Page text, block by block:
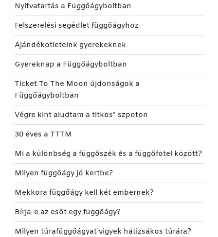
Nyitvatartás a Függőágyboltban
Felszerelési segédlet függőágyhoz
Ajándékötleteink gyerekeknek
Gyereknap a Függőágyboltban
Ticket To The Moon újdonságok a
Függőágyboltban
Végre kint aludtam a titkos* szpoton
30 éves a TTTM
Mi a különbség a függőszék és a függőfotel között?
Milyen függőágy jó kertbe?
Mekkora függőágy kell két embernek?
Bírja-e az esőt egy függőágy?
Milyen túrafüggőágyat vigyek hátizsákos túrára?